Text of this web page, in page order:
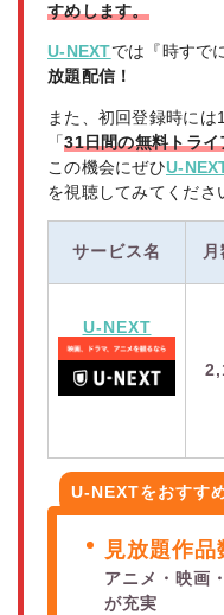
すめします。
U-NEXTでは『時すで
放題配信！
また、初回登録時に
「31日間の無料トライ
この機会にぜひU-
を視聴してみてくださ
サービス名
U-NEXT
U-NEXTをおすす
見放題作品
アニメ・映画
が充実